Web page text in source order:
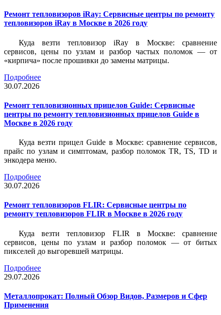
Ремонт тепловизоров iRay: Сервисные центры по ремонту
тепловизоров iRay в Москве в 2026 году
Куда везти тепловизор iRay в Москве: сравнение
сервисов, цены по узлам и разбор частых поломок — от
«кирпича» после прошивки до замены матрицы.
Подробнее
30.07.2026
Ремонт тепловизионных прицелов Guide: Сервисные
центры по ремонту тепловизионных прицелов Guide в
Москве в 2026 году
Куда везти прицел Guide в Москве: сравнение сервисов,
прайс по узлам и симптомам, разбор поломок TR, TS, TD и
энкодера меню.
Подробнее
30.07.2026
Ремонт тепловизоров FLIR: Сервисные центры по
ремонту тепловизоров FLIR в Москве в 2026 году
Куда везти тепловизор FLIR в Москве: сравнение
сервисов, цены по узлам и разбор поломок — от битых
пикселей до выгоревшей матрицы.
Подробнее
29.07.2026
Металлопрокат: Полный Обзор Видов, Размеров и Сфер
Применения